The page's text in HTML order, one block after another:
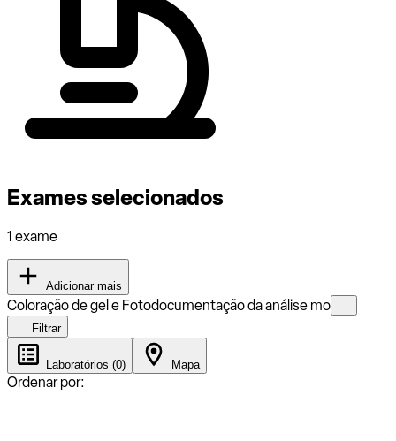
Exames selecionados
1 exame
Adicionar mais
Coloração de gel e Fotodocumentação da análise mo
Filtrar
Laboratórios (0) Mapa
Ordenar por: